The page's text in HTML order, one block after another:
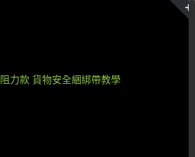
力款 貨物安全綑綁帶教學